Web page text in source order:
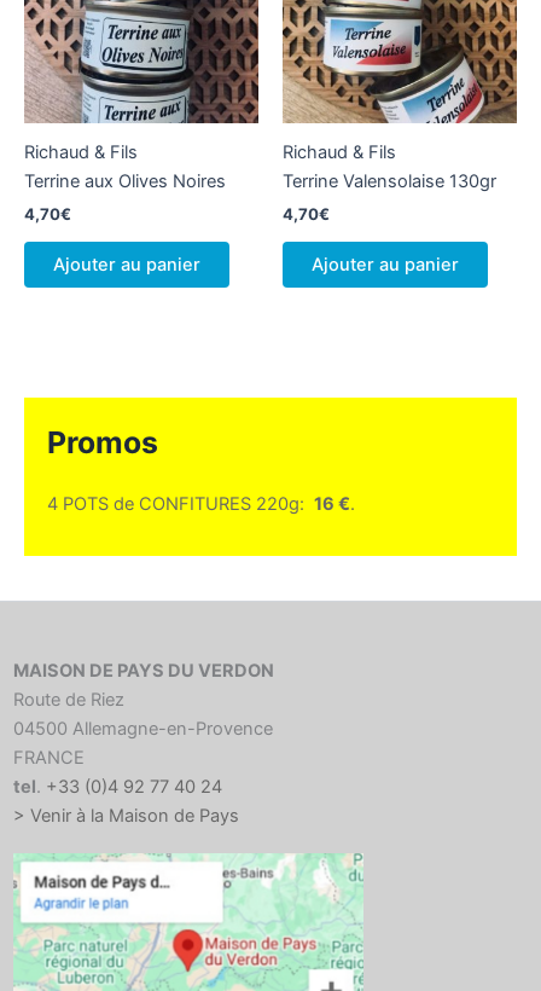
Richaud & Fils
Terrine aux Olives Noires
4,70€
Ajouter au panier
Richaud & Fils
Terrine Valensolaise 130gr
4,70€
Ajouter au panier
Promos
4 POTS de CONFITURES 220g: 16 €.
MAISON DE PAYS DU VERDON
Route de Riez
04500 Allemagne-en-Provence
FRANCE
tel. +33 (0)4 92 77 40 24
> Venir à la Maison de Pays